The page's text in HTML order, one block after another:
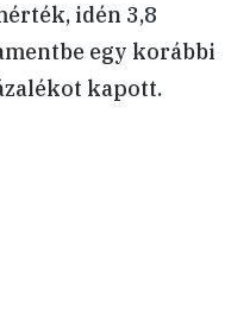
idén 3,8
egy korábbi
kapott.